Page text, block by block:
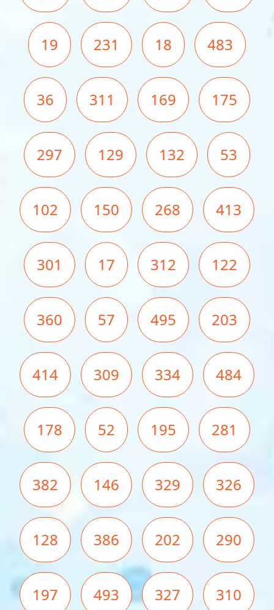
19 231 18 483
36 311 169 175
297 129 132 53
102 150 268 413
301 17 312 122
360 57 495 203
414 309 334 484
178 52 195 281
382 146 329 326
128 386 202 290
197 493 327 310